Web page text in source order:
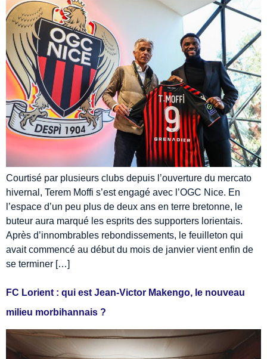
Courtisé par plusieurs clubs depuis l’ouverture du mercato
hivernal, Terem Moffi s’est engagé avec l’OGC Nice. En
l’espace d’un peu plus de deux ans en terre bretonne, le
buteur aura marqué les esprits des supporters lorientais.
Après d’innombrables rebondissements, le feuilleton qui
avait commencé au début du mois de janvier vient enfin de
se terminer […]
FC Lorient : qui est Jean-Victor Makengo, le nouveau
milieu morbihannais ?